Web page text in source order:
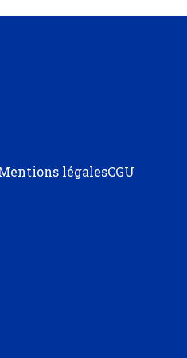
légalesCGU